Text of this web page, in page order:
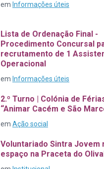
em Informações úteis
Lista de Ordenação Final -
Procedimento Concursal
recrutamento de 1
Operacional
em Informações úteis
2.º Turno | Colónia de
“Animar Cacém e São
em Ação social
Voluntariado Sintra Jovem
espaço na Praceta do